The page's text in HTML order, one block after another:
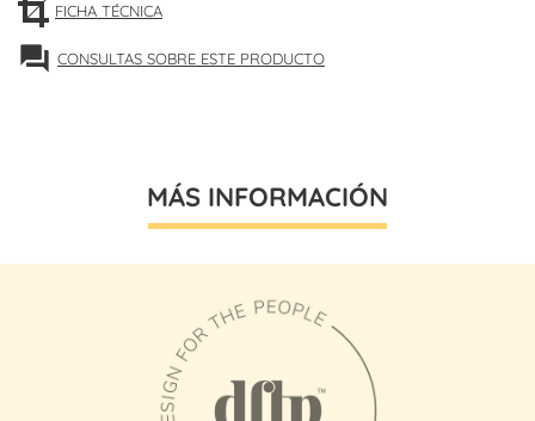
FICHA TÉCNICA
forum CONSULTAS SOBRE ESTE PRODUCTO
MÁS INFORMACIÓN